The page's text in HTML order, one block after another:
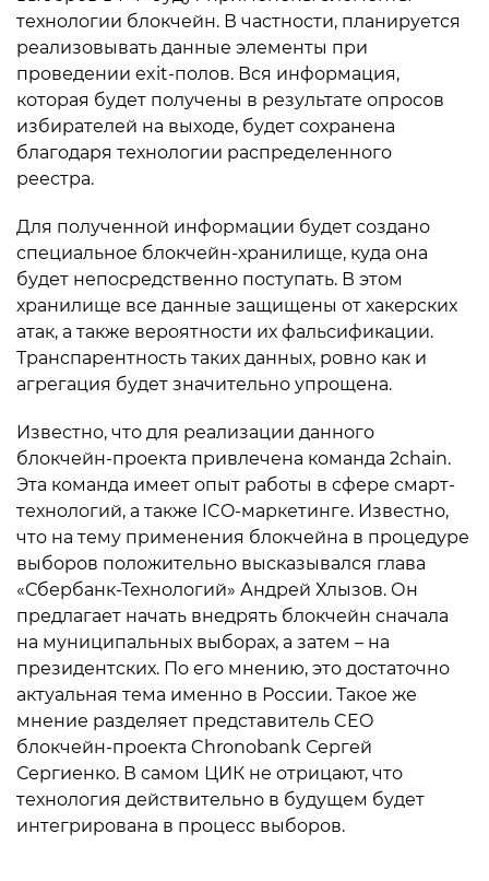
технологии блокчейн. В частности, планируется
реализовывать данные элементы при
проведении exit-полов. Вся информация,
которая будет получены в результате опросов
избирателей на выходе, будет сохранена
благодаря технологии распределенного
реестра.
Для полученной информации будет создано
специальное блокчейн-хранилище, куда она
будет непосредственно поступать. В этом
хранилище все данные защищены от хакерских
атак, а также вероятности их фальсификации.
Транспарентность таких данных, ровно как и
агрегация будет значительно упрощена.
Известно, что для реализации данного
блокчейн-проекта привлечена команда 2chain.
Эта команда имеет опыт работы в сфере смарт-
технологий, а также ICO-маркетинге. Известно,
что на тему применения блокчейна в процедуре
выборов положительно высказывался глава
«Сбербанк-Технологий» Андрей Хлызов. Он
предлагает начать внедрять блокчейн сначала
на муниципальных выборах, а затем – на
президентских. По его мнению, это достаточно
актуальная тема именно в России. Такое же
мнение разделяет представитель CEO
блокчейн-проекта Chronobank Сергей
Сергиенко. В самом ЦИК не отрицают, что
технология действительно в будущем будет
интегрирована в процесс выборов.